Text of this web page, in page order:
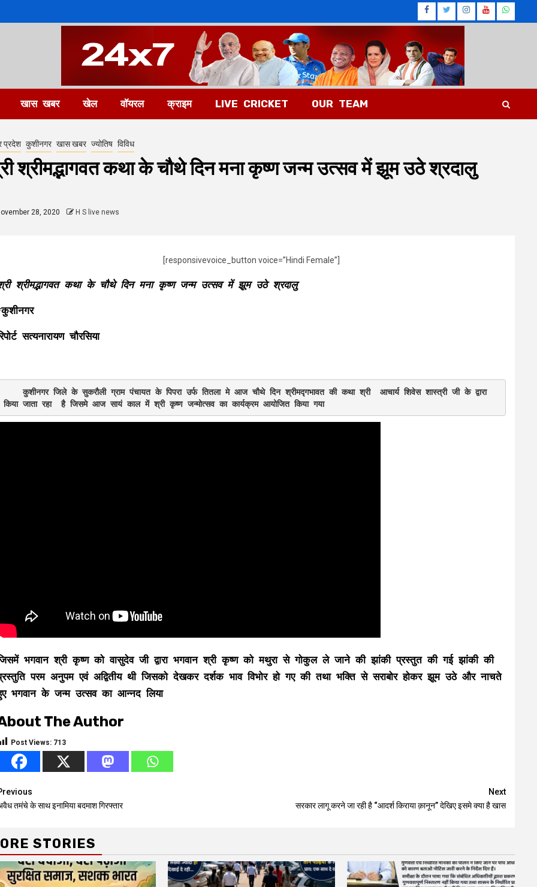
Facebook
Twitter
Instagram
खास खबर खेल वॉयरल क्राइम LIVE CRICKET OUR TEAM
प्रदेश कुशीनगर खास खबर ज्योतिष विविध
श्रीमद्भागवत कथा के चौथे दिन मना कृष्ण जन्म उत्सव में झूम उठे श्रदालु
28, 2020 H S live news
[responsivevoice_button voice=”Hindi Female”]
श्रीमद्भागवत कथा के चौथे दिन मना कृष्ण जन्म उत्सव में झूम उठे श्रदालु
सत्यनारायण चौरसिया
    कुशीनगर जिले के सुकरौली ग्राम पंचायत के पिपरा उर्फ तितला मे आज चौथे दिन श्रीमद्गभावत की कथा श्री  आचार्य शिवेस शास्त्री जी के द्वारा
भगवान श्री कृष्ण को वासुदेव जी द्वारा भगवान श्री कृष्ण को मथुरा से गोकुल ले जाने की झांकी प्रस्तुत की गई झांकी की
परम अनुपम एवं अद्वितीय थी जिसको देखकर दर्शक भाव विभोर हो गए की तथा भक्ति से सराबोर होकर झूम उठे और नाचते
भगवान के जन्म उत्सव का आन्नद लिया
The Author
Post Views: 713
तमंचे के साथ इनामिया बदमाश गिरफ्तार
Next
सरकार लागू करने जा रही है “आदर्श किराया क़ानून” देखिए इसमे क्या है खास
STORIES